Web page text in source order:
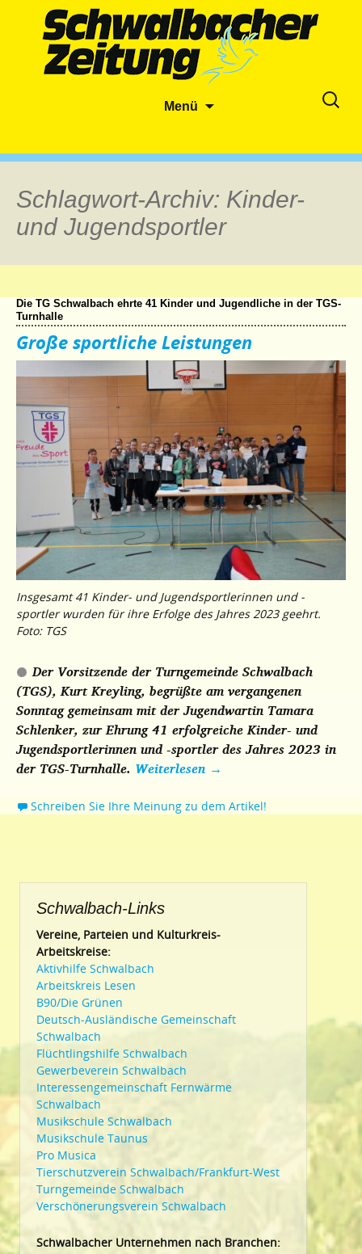
Menü
Suche
Schlagwort-Archiv: Kinder-
und Jugendsportler
Die TG Schwalbach ehrte 41 Kinder und Jugendliche in der TGS-
Turnhalle
Große sportliche Leistungen
Insgesamt 41 Kinder- und Jugendsportlerinnen und -
sportler wurden für ihre Erfolge des Jahres 2023 geehrt.
Foto: TGS
Der Vorsitzende der Turngemeinde Schwalbach
(TGS), Kurt Kreyling, begrüßte am vergangenen
Sonntag gemeinsam mit der Jugendwartin Tamara
Schlenker, zur Ehrung 41 erfolgreiche Kinder- und
Jugendsportlerinnen und -sportler des Jahres 2023 in
der TGS-Turnhalle. Weiterlesen →
Schreiben Sie Ihre Meinung zu dem Artikel!
Schwalbach-Links
Vereine, Parteien und Kulturkreis-
Arbeitskreise:
Aktivhilfe Schwalbach
Arbeitskreis Lesen
B90/Die Grünen
Deutsch-Ausländische Gemeinschaft
Schwalbach
Flüchtlingshilfe Schwalbach
Gewerbeverein Schwalbach
Interessengemeinschaft Fernwärme
Schwalbach
Musikschule Schwalbach
Musikschule Taunus
Pro Musica
Tierschutzverein Schwalbach/Frankfurt-West
Turngemeinde Schwalbach
Verschönerungsverein Schwalbach
Schwalbacher Unternehmen nach Branchen: